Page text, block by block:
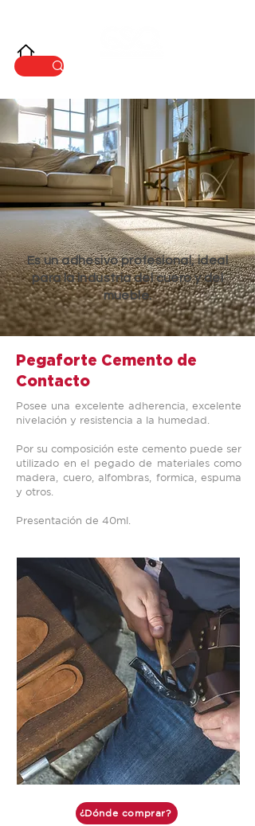
Es un adhesivo profesional, ideal
para la industria del cuero y del
mueble.
Pegaforte Cemento de
Contacto
Posee una excelente adherencia, excelente
nivelación y resistencia a la humedad.
Por su composición este cemento puede ser
utilizado en el pegado de materiales como
madera, cuero, alfombras, formica, espuma
y otros.
Presentación de 40ml.
¿Dónde comprar?